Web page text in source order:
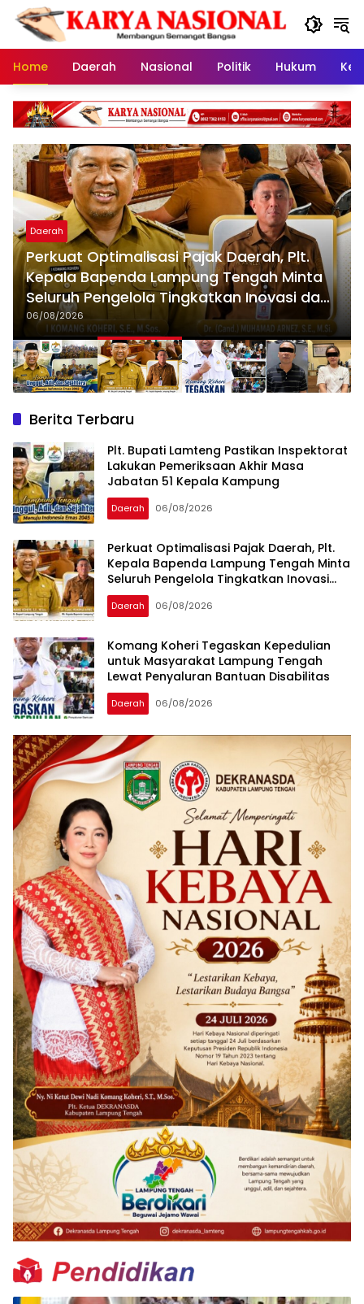
Langsung
konten
Home
Daerah Nasional Politik Hukum
Daerah
Perkuat Optimalisasi Pajak Daerah, Plt.
Kepala Bapenda Lampung Tengah Minta
Seluruh Pengelola Tingkatkan Inovasi dan
Efektivitas Kinerja
06/08/2026
Berita Terbaru
Plt. Bupati Lamteng Pastikan Inspektorat
Lakukan Pemeriksaan Akhir Masa
Jabatan 51 Kepala Kampung
Daerah 06/08/2026
Perkuat Optimalisasi Pajak Daerah, Plt.
Kepala Bapenda Lampung Tengah Minta
Seluruh Pengelola Tingkatkan Inovasi
dan Efektivitas Kinerja
Daerah 06/08/2026
Komang Koheri Tegaskan Kepedulian
untuk Masyarakat Lampung Tengah
Lewat Penyaluran Bantuan Disabilitas
Daerah 06/08/2026
KARYA
NASIONAL